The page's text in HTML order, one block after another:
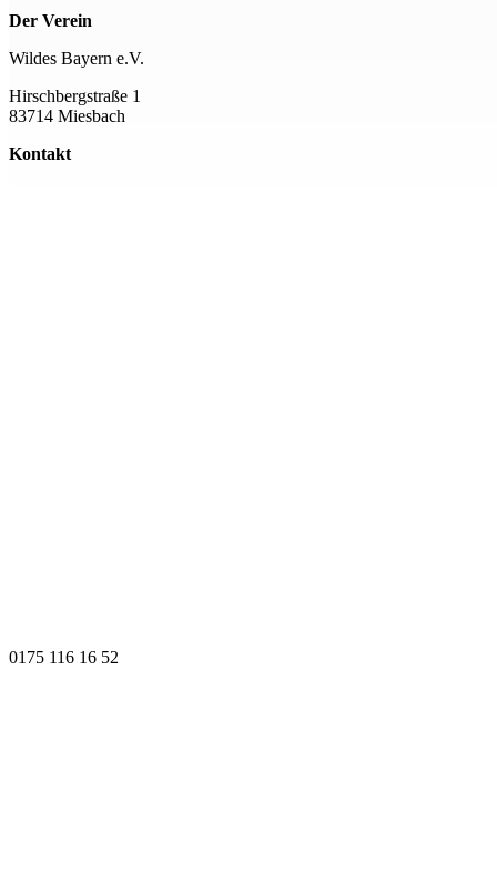
Der Verein
Wildes Bayern e.V.
Hirschbergstraße 1
83714 Miesbach
Kontakt
0175 116 16 52